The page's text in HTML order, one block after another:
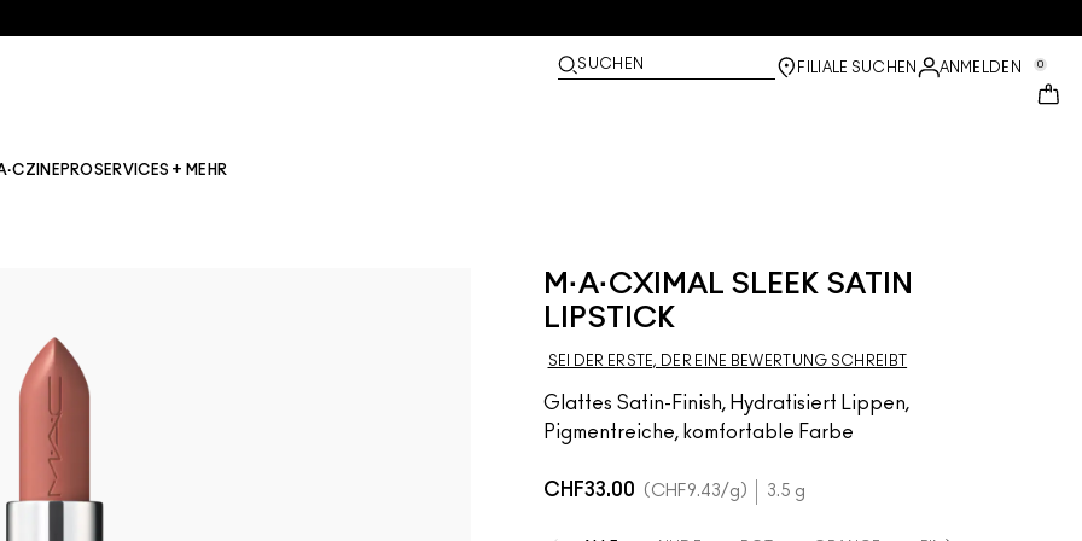
SUCHEN FILIALE SUCHEN ANMELDEN 0
PROSERVICES + MEHR
M·A·CXIMAL SLEEK SATIN
LIPSTICK
SEI DER ERSTE, DER EINE BEWERTUNG SCHREIBT
Glattes Satin-Finish, Hydratisiert Lippen,
Pigmentreiche, komfortable Farbe
CHF33.00 CHF9.43/g 3.5 g